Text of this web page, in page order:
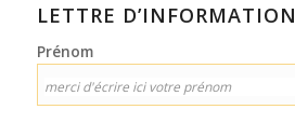
LETTRE D’INFORMATION
Prénom